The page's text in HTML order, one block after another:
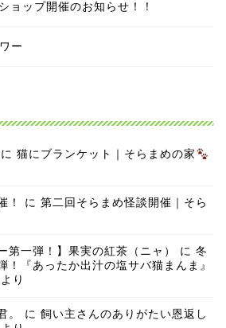
ョップ開催のお知らせ！！
ー
に 猫にブランケット｜そらまめの家
！ に 第二回そらまめ怪談開催｜そら
第一弾！】果実の紅茶（ニャ） に 冬
！『あったか出汁の塩サバ猫まんま』
より
。 に 飼い主さんのありがたい恩返し